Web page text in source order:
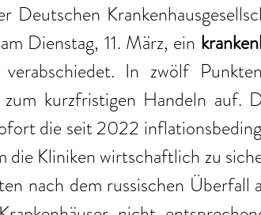
Deutschen
Dienstag, 11. März, ein
verabschiedet. In zwölf
zum kurzfristigen Handeln auf.
die seit 2022
die Kliniken wirtschaftlich zu
nach dem russischen Überfall